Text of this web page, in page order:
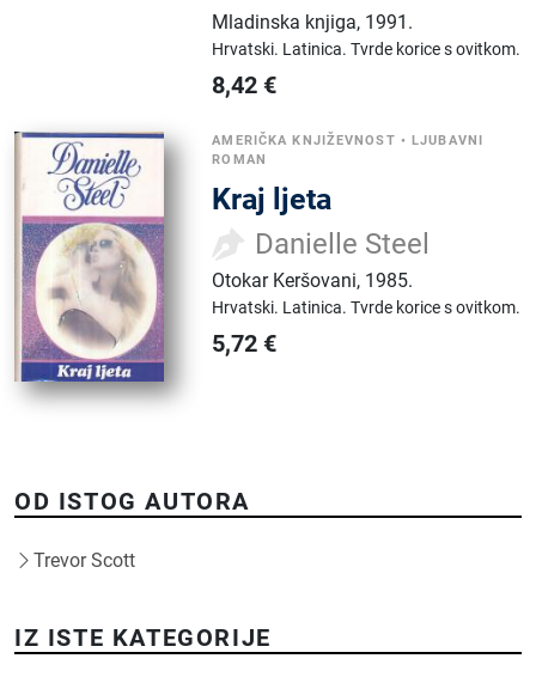
Mladinska knjiga, 1991.
Hrvatski. Latinica.Tvrde korice s ovitkom.
8,42 €
AMERIČKA KNJIŽEVNOST •LJUBAVNI
ROMAN
Kraj ljeta
Danielle Steel
Otokar Keršovani, 1985.
Hrvatski. Latinica.Tvrde korice s ovitkom.
5,72 €
OD ISTOG AUTORA
Trevor Scott
IZ ISTE KATEGORIJE